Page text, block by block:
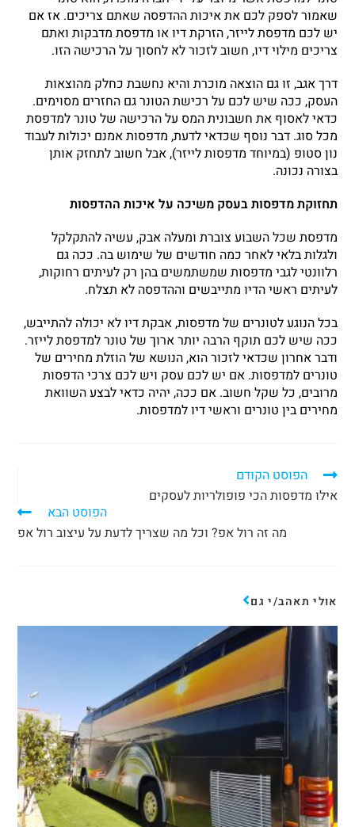
שאמור לספק לכם את איכות ההדפסה שאתם צריכים. אז אם
יש לכם מדפסת לייזר, הזרקת דיו או מדפסת מדבקות ואתם
צריכים מילוי דיו, חשוב לזכור לא לחסוך על הרכישה הזו.
דרך אגב, זו גם הוצאה מוכרת והיא נחשבת כחלק מהוצאות
העסק, ככה שיש לכם על רכישת הטונר גם החזרים מסוימים.
כדאי לאסוף את חשבונית המס על הרכישה של טונר למדפסת
מכל סוג. דבר נוסף שכדאי לדעת, מדפסות אמנם יכולות לעבוד
נון סטופ (במיוחד מדפסות לייזר), אבל חשוב לתחזק אותן
בצורה נכונה.
תחזוקת מדפסות בעסק משיכה על איכות ההדפסות
מדפסת שכל השבוע צוברת ומעלה אבק, עשיה להתקלקל
ולגלות בלאי לאחר כמה חודשים של שימוש בה. ככה גם
רלוונטי לגבי מדפסות שמשתמשים בהן רק לעיתים רחוקות,
לעיתים ראשי הדיו מתייבשים וההדפסה לא תצלח.
בכל הנוגע לטונרים של מדפסות, אבקת דיו לא יכולה להתייבש,
ככה שיש לכם תוקף הרבה יותר ארוך של טונר למדפסת לייזר.
ודבר אחרון שכדאי לזכור הוא, הנושא של הוזלת מחירים של
טונרים למדפסות. אם יש לכם עסק ויש לכם צרכי הדפסות
מרובים, כל שקל חשוב. אם ככה, יהיה כדאי לבצע השוואת
מחירים בין טונרים וראשי דיו למדפסות.
הפוסט הקודם
אילו מדפסות הכי פופולריות לעסקים
הפוסט הבא
מה זה רול אפ? וכל מה שצריך לדעת על עיצוב רול אפ
אולי תאהב/י גם